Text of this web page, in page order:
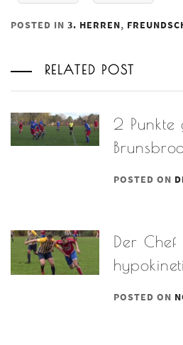
POSTED IN 3. HERREN,
RELATED POST
2 Punkte
POSTED ON
Der Chef
POSTED ON